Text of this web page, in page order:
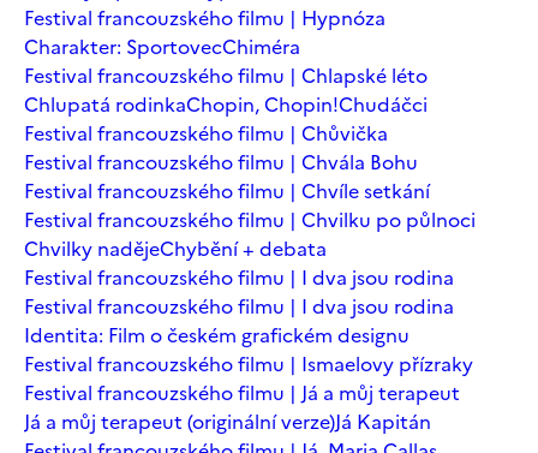
Festival francouzského filmu | Hypnóza
Charakter: SportovecChiméra
Festival francouzského filmu | Chlapské léto
Chlupatá rodinkaChopin, Chopin!Chudáčci
Festival francouzského filmu | Chůvička
Festival francouzského filmu | Chvála Bohu
Festival francouzského filmu | Chvíle setkání
Festival francouzského filmu | Chvilku po půlnoci
Chvilky nadějeChybění + debata
Festival francouzského filmu | I dva jsou rodina
Festival francouzského filmu | I dva jsou rodina
Identita: Film o českém grafickém designu
Festival francouzského filmu | Ismaelovy přízraky
Festival francouzského filmu | Já a můj terapeut
Já a můj terapeut (originální verze)Já Kapitán